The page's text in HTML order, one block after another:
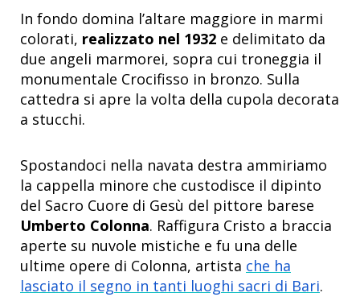
In fondo domina l’altare maggiore in marmi
colorati, realizzato nel 1932 e delimitato da
due angeli marmorei, sopra cui troneggia il
monumentale Crocifisso in bronzo. Sulla
cattedra si apre la volta della cupola decorata
a stucchi.
Spostandoci nella navata destra ammiriamo
la cappella minore che custodisce il dipinto
del Sacro Cuore di Gesù del pittore barese
Umberto Colonna. Raffigura Cristo a braccia
aperte su nuvole mistiche e fu una delle
ultime opere di Colonna, artista che ha
lasciato il segno in tanti luoghi sacri di Bari.